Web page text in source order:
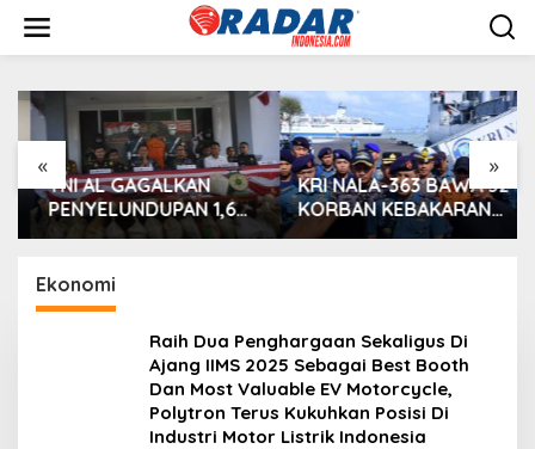
w
« »
TNI AL GAGALKAN
PENYELUNDUPAN 1,6
TON PASIR TIMAH
LINGGA
KRI NALA-363 BAWA 32
KORBAN KEBAKARAN
KM MUTIARA SENTOSA
Ekonomi
Raih Dua Penghargaan Sekaligus Di
Ajang IIMS 2025 Sebagai Best Booth
Dan Most Valuable EV Motorcycle,
Polytron Terus Kukuhkan Posisi Di
Industri Motor Listrik Indonesia